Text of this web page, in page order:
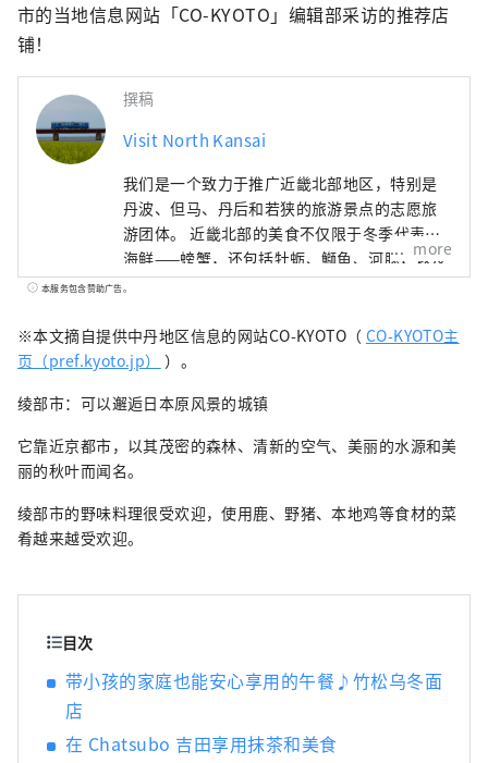
市的当地信息网站「CO-KYOTO」编辑部采访的推荐店
铺！
撰稿
Visit North Kansai
我们是一个致力于推广近畿北部地区，特别是
丹波、但马、丹后和若狭的旅游景点的志愿旅
游团体。 近畿北部的美食不仅限于冬季代表性
海鲜——螃蟹，还包括牡蛎、鰤鱼、河豚，以及
夏季的美味，如海蛤、岩蚝、白鱿鱼。山区特
瓜，因此，这里一年四季都能品尝到美食。 如
果我能够分享一些信息，让人们可以多次游览
趣，我将感到非常高兴。
more
本服务包含赞助广告。
※本文摘自提供中丹地区信息的网站CO-KYOTO（ CO-KYOTO主
页（pref.kyoto.jp）
）。
绫部市：可以邂逅日本原风景的城镇
它靠近京都市，以其茂密的森林、清新的空气、美丽的水源和美
丽的秋叶而闻名。
绫部市的野味料理很受欢迎，使用鹿、野猪、本地鸡等食材的菜
肴越来越受欢迎。
目次
带小孩的家庭也能安心享用的午餐♪竹松乌冬面
店
在 Chatsubo 吉田享用抹茶和美食